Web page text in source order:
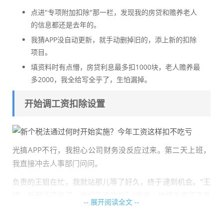
点进"专项附加扣除"那一栏，发现我的房贷和赡养老人
的信息都还是去年的。
我猜APP没自动更新，就手动删掉旧的，添上新的扣除
项目。
填资料时有点懵，房贷利息最多扣1000块，老人赡养最
多2000，我全给写全乎了，生怕漏掉。
开始调工资扣除设置
光搞APP不行，我担心公司财务没反应过来。第二天上班，
我直接冲去人事部门问问。
负责的王姐在忙，我就站那儿等了好久，终于逮到机会。"王
统，回道："月初就通知大家更新APP，你填完了吗？没填的
-- 展开阅读全文 --